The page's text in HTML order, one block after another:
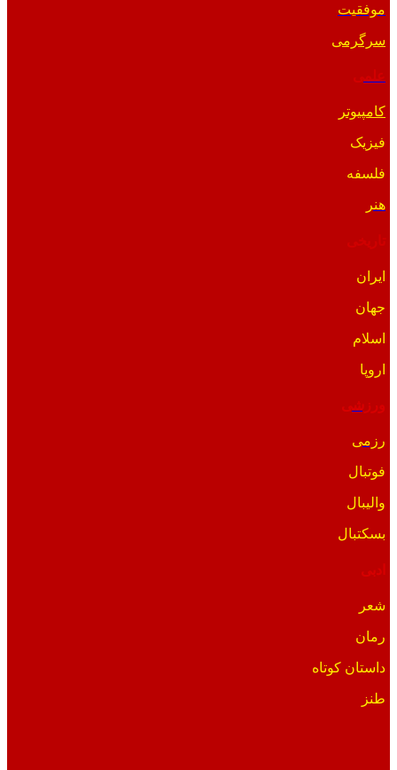
موفقیت
سرگرمی
کامپیوتر
فیزیک
فلسفه
هنر
ایران
جهان
اسلام
اروپا
ورزشی
رزمی
فوتبال
والیبال
بسکتبال
ادبی
شعر
رمان
داستان کوتاه
طنز